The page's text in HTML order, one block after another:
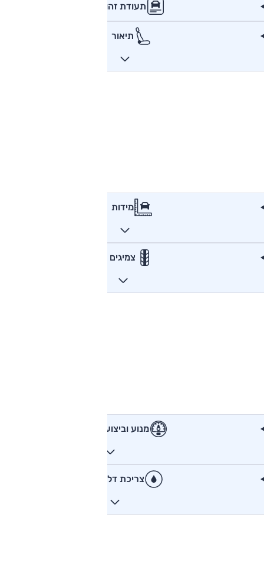
תעודת זהות
תיאור
מידות
צמיגים
מנוע וביצועים
צריכת דלק